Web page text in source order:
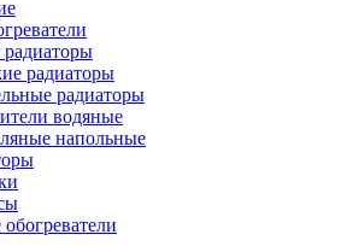
радиаторы
радиаторы
водяные
напольные